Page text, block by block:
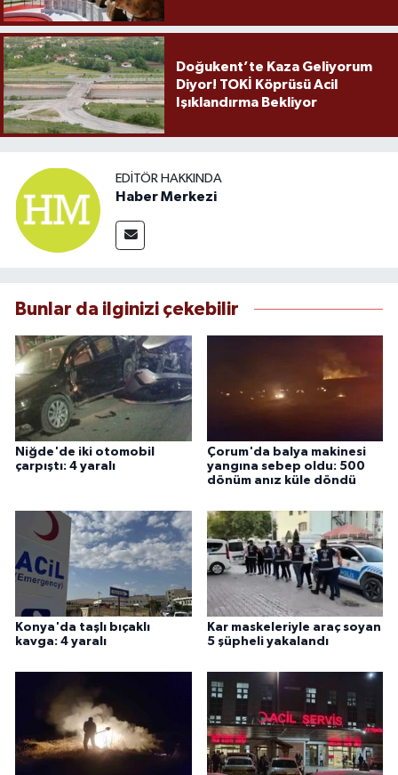
Doğukent’te Kaza Geliyorum
Diyor! TOKİ Köprüsü Acil
Işıklandırma Bekliyor
EDITÖR HAKKINDA
Haber Merkezi
Bunlar da ilginizi çekebilir
Niğde'de iki otomobil
çarpıştı: 4 yaralı
Çorum'da balya makinesi
yangına sebep oldu: 500
dönüm anız küle döndü
Konya'da taşlı bıçaklı
kavga: 4 yaralı
Kar maskeleriyle araç soyan
5 şüpheli yakalandı